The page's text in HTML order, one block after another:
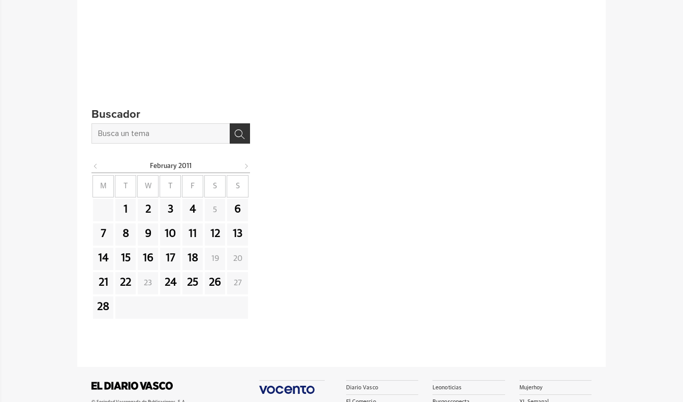
Buscador
February 2011
M W F S S
1 2 3 4 5 6
7 8 9 10 11 12 13
14 15 16 17 18 19 20
21 22 23 24 25 26 27
28
Diario Vasco Leonoticias Mujerhoy